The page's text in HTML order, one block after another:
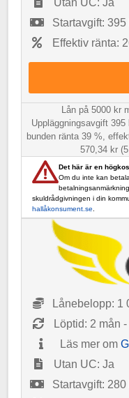
Startavgift: 395
Effektiv ränta:
Lån på 5000 kr
Uppläggningsavgift 395
bunden ränta 39 %,
570,34 kr
Det här är en
Om du inte kan
skuldrådgivningen i din
hallåkonsument.se
Lånebelopp: 1
Löptid: 2 mån
Läs mer om
Utan UC: Ja
Startavgift: 280